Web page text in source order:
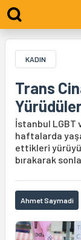
KADIN
Trans
İstanbul LGBT
haftalarda
ettikleri
bırakarak
Ahmet Saymadi